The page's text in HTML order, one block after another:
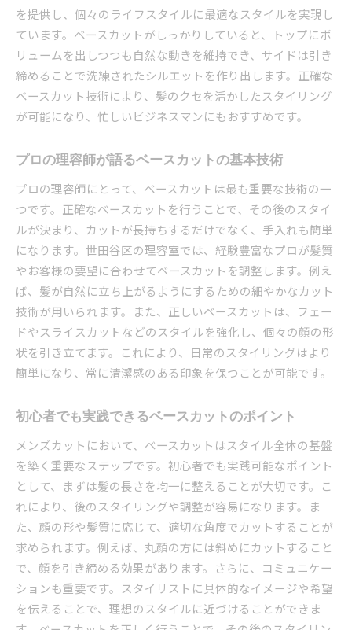
世田谷区で評判の理容室が提供するベースカットの
秘訣
人気理容室の技術とサービスの魅力
評判の理容室が教えるベースカットの重要ポイ
ント
エキスパートが提供する個別対応のカット
プロが実践するカットの裏技とテクニック
メンズカットの基盤を作るベースカットの手順
ベースカットの基本ステップを徹底解説
プロに学ぶベースカットの流れ
ベースカットの成功は準備から始まる
カット前の準備とアセスメントの重要性
ベースカットが完成するまでのプロセス
初心者でも簡単にマスターできるカット手順
清潔感を維持するためのカットの選び方
第一印象を左右するヘアスタイルの力
清潔感を持続させるためのセルフケア
プロフェッショナルが伝えるスタイルの魅力
自分に合ったカットが与える自信の効果
を提供し、個々のライフスタイルに最適なスタイルを実現し
ています。ベースカットがしっかりしていると、トップにボ
リュームを出しつつも自然な動きを維持でき、サイドは引き
締めることで洗練されたシルエットを作り出します。正確な
ベースカット技術により、髪のクセを活かしたスタイリング
が可能になり、忙しいビジネスマンにもおすすめです。
プロの理容師が語るベースカットの基本技術
プロの理容師にとって、ベースカットは最も重要な技術の一
つです。正確なベースカットを行うことで、その後のスタイ
ルが決まり、カットが長持ちするだけでなく、手入れも簡単
になります。世田谷区の理容室では、経験豊富なプロが髪質
やお客様の要望に合わせてベースカットを調整します。例え
ば、髪が自然に立ち上がるようにするための細やかなカット
技術が用いられます。また、正しいベースカットは、フェー
ドやスライスカットなどのスタイルを強化し、個々の顔の形
状を引き立てます。これにより、日常のスタイリングはより
簡単になり、常に清潔感のある印象を保つことが可能です。
初心者でも実践できるベースカットのポイント
メンズカットにおいて、ベースカットはスタイル全体の基盤
を築く重要なステップです。初心者でも実践可能なポイント
として、まずは髪の長さを均一に整えることが大切です。こ
れにより、後のスタイリングや調整が容易になります。ま
た、顔の形や髪質に応じて、適切な角度でカットすることが
求められます。例えば、丸顔の方には斜めにカットすること
で、顔を引き締める効果があります。さらに、コミュニケー
ションも重要です。スタイリストに具体的なイメージや希望
を伝えることで、理想のスタイルに近づけることができま